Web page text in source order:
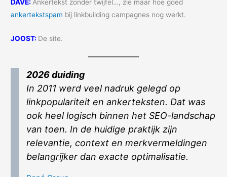
DAVE: Ankertekst zonder twijfel…, zie maar hoe goed
ankertekstspam bij linkbuilding campagnes nog werkt.
JOOST: De site.
2026 duiding
In 2011 werd veel nadruk gelegd op
linkpopulariteit en ankerteksten. Dat was
ook heel logisch binnen het SEO-landschap
van toen. In de huidige praktijk zijn
relevantie, context en merkvermeldingen
belangrijker dan exacte optimalisatie.